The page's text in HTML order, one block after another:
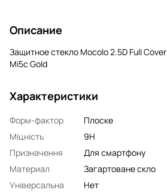
Описание
Защитное стекло Mocolo 2.5D Full
Mi5c Gold
Характеристики
Форм-фактор
Плоске
Міцність
9H
Призначення
Для смартфону
Материал
Загартоване скло
Універсальна
Нет